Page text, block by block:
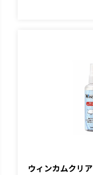
ウィンカムクリア